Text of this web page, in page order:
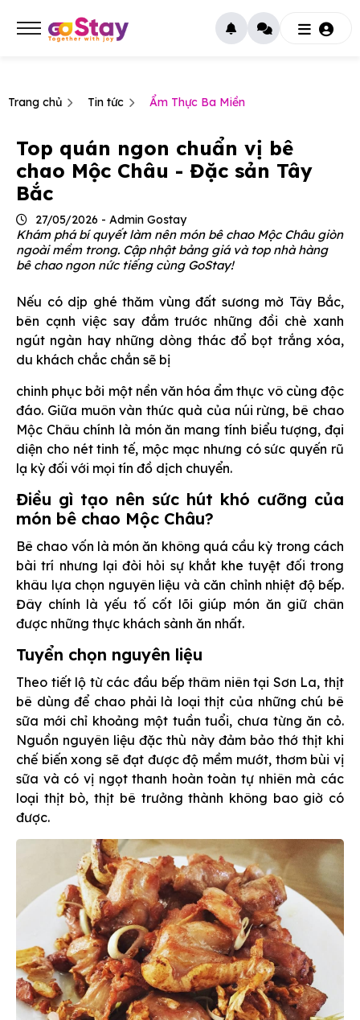
Trang chủ Tin tức Ẩm Thực Ba Miền
Top quán ngon chuẩn vị bê
chao Mộc Châu - Đặc sản Tây
Bắc
27/05/2026 - Admin Gostay
Khám phá bí quyết làm nên món bê chao Mộc Châu giòn
ngoài mềm trong. Cập nhật bảng giá và top nhà hàng
bê chao ngon nức tiếng cùng GoStay!
Nếu có dịp ghé thăm vùng đất sương mờ Tây Bắc,
bên cạnh việc say đắm trước những đồi chè xanh
ngút ngàn hay những dòng thác đổ bọt trắng xóa,
du khách chắc chắn sẽ bị
chinh phục bởi một nền văn hóa ẩm thực vô cùng độc
đáo. Giữa muôn vàn thức quà của núi rừng, bê chao
Mộc Châu chính là món ăn mang tính biểu tượng, đại
diện cho nét tinh tế, mộc mạc nhưng có sức quyến rũ
lạ kỳ đối với mọi tín đồ dịch chuyển.
Điều gì tạo nên sức hút khó cưỡng của
món bê chao Mộc Châu?
Bê chao vốn là món ăn không quá cầu kỳ trong cách
bài trí nhưng lại đòi hỏi sự khắt khe tuyệt đối trong
khâu lựa chọn nguyên liệu và căn chỉnh nhiệt độ bếp.
Đây chính là yếu tố cốt lõi giúp món ăn giữ chân
được những thực khách sành ăn nhất.
Tuyển chọn nguyên liệu
Theo tiết lộ từ các đầu bếp thâm niên tại Sơn La, thịt
bê dùng để chao phải là loại thịt của những chú bê
sữa mới chỉ khoảng một tuần tuổi, chưa từng ăn cỏ.
Nguồn nguyên liệu đặc thù này đảm bảo thớ thịt khi
chế biến xong sẽ đạt được độ mềm mướt, thơm bùi vị
sữa và có vị ngọt thanh hoàn toàn tự nhiên mà các
loại thịt bò, thịt bê trưởng thành không bao giờ có
được.